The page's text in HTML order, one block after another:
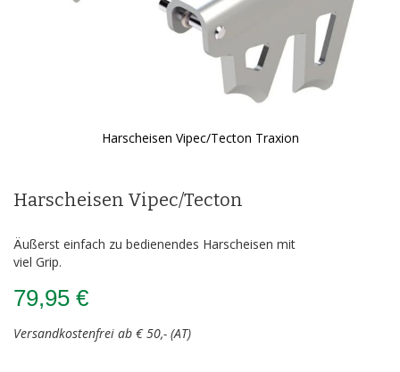
Harscheisen Vipec/Tecton Traxion
der
Harscheisen Vipec/Tecton
Äußerst einfach zu bedienendes Harscheisen mit
viel Grip.
79,95 €
Versandkostenfrei ab € 50,- (AT)